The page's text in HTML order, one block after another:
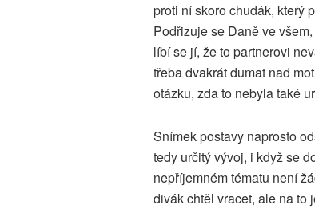
proti ní skoro chudák, který
Podřizuje se Daně ve
líbí se jí, že to partnerovi
třeba dvakrát dumat nad
otázku, zda to nebyla také
Snímek postavy naprosto
tedy určitý vývoj, i když se
nepříjemném tématu není
divák chtěl vracet, ale na